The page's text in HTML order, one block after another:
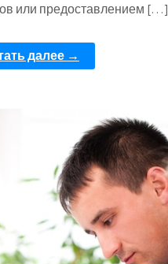
или предоставлением […]
далее →